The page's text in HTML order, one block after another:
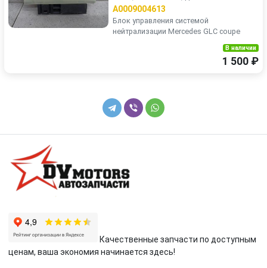
A0009004613
Блок управления системой
нейтрализации Mercedes GLC coupe
В наличии
1 500 ₽
Качественные запчасти по доступным
ценам, ваша экономия начинается здесь!